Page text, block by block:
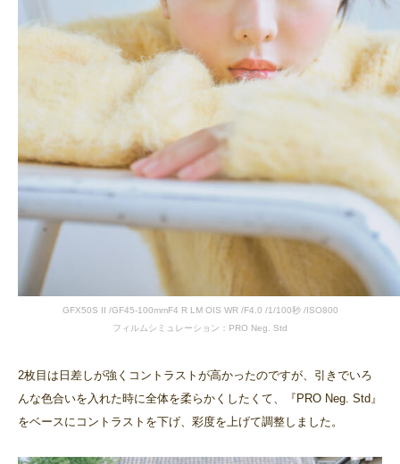
GFX50S II /GF45-100mmF4 R LM OIS WR /F4.0 /1/100秒 /ISO800
フィルムシミュレーション：PRO Neg. Std
2枚目は日差しが強くコントラストが高かったのですが、引きでいろ
んな色合いを入れた時に‬全体を柔らかくしたくて、『PRO Neg. Std』
をベースにコントラストを下げ、彩度を上げて調整し‬ました。‬